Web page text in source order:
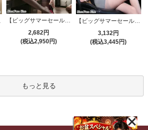
【ビッグサマーセール対象品】セクシーコスプレ(SEXYCOSPLAY) 4191
2,682円
(税込2,950円)
【ビッグサマーセール対象品】セクシーコスプレ(SEXYCOSPLAY) 4173
3,132円
(税込3,445円)
もっと見る